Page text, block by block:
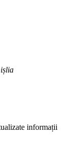
informații